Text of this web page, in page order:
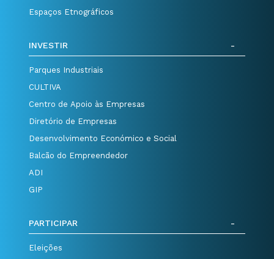
Espaços Etnográficos
INVESTIR
Parques Industriais
CULTIVA
Centro de Apoio às Empresas
Diretório de Empresas
Desenvolvimento Económico e Social
Balcão do Empreendedor
ADI
GIP
PARTICIPAR
Eleições